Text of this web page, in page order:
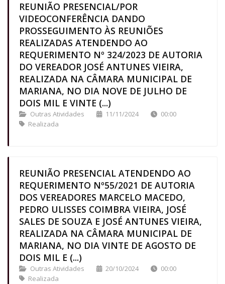
REUNIÃO PRESENCIAL/POR
VIDEOCONFERÊNCIA DANDO
PROSSEGUIMENTO ÀS REUNIÕES
REALIZADAS ATENDENDO AO
REQUERIMENTO Nº 324/2023 DE AUTORIA
DO VEREADOR JOSÉ ANTUNES VIEIRA,
REALIZADA NA CÂMARA MUNICIPAL DE
MARIANA, NO DIA NOVE DE JULHO DE
DOIS MIL E VINTE (...)
Outras Atividades 11/11/2024
00:00
Realizada
REUNIÃO PRESENCIAL ATENDENDO AO
REQUERIMENTO Nº55/2021 DE AUTORIA
DOS VEREADORES MARCELO MACEDO,
PEDRO ULISSES COIMBRA VIEIRA, JOSÉ
SALES DE SOUZA E JOSÉ ANTUNES VIEIRA,
REALIZADA NA CÂMARA MUNICIPAL DE
MARIANA, NO DIA VINTE DE AGOSTO DE
DOIS MIL E (...)
Outras Atividades 20/10/2024
00:00
Realizada